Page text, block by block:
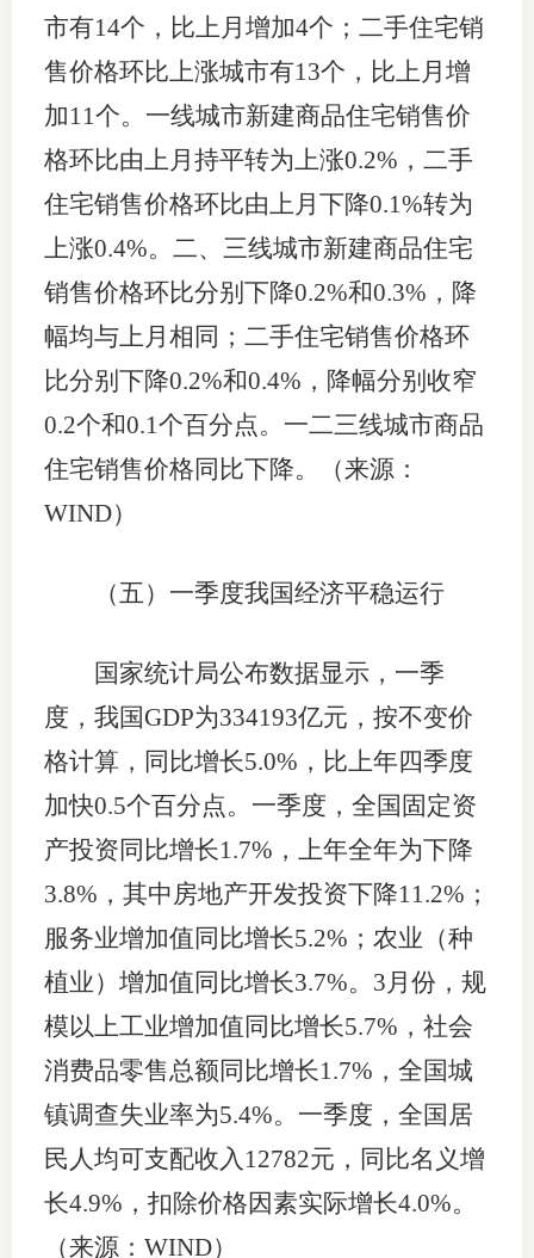
市有14个，比上月增加4个；二手住宅销
售价格环比上涨城市有13个，比上月增
加11个。一线城市新建商品住宅销售价
格环比由上月持平转为上涨0.2%，二手
住宅销售价格环比由上月下降0.1%转为
上涨0.4%。二、三线城市新建商品住宅
销售价格环比分别下降0.2%和0.3%，降
幅均与上月相同；二手住宅销售价格环
比分别下降0.2%和0.4%，降幅分别收窄
0.2个和0.1个百分点。一二三线城市商品
住宅销售价格同比下降。（来源：
WIND）
（五）一季度我国经济平稳运行
国家统计局公布数据显示，一季
度，我国GDP为334193亿元，按不变价
格计算，同比增长5.0%，比上年四季度
加快0.5个百分点。一季度，全国固定资
产投资同比增长1.7%，上年全年为下降
3.8%，其中房地产开发投资下降11.2%；
服务业增加值同比增长5.2%；农业（种
植业）增加值同比增长3.7%。3月份，规
模以上工业增加值同比增长5.7%，社会
消费品零售总额同比增长1.7%，全国城
镇调查失业率为5.4%。一季度，全国居
民人均可支配收入12782元，同比名义增
长4.9%，扣除价格因素实际增长4.0%。
（来源：WIND）